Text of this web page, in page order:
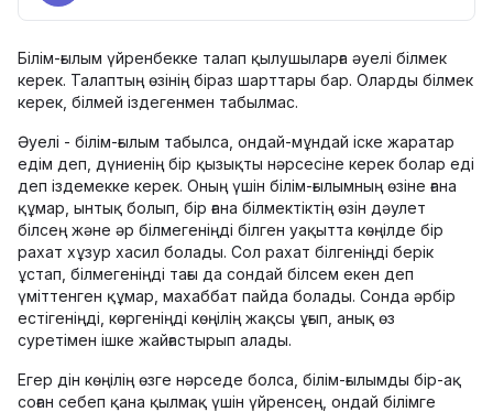
Білім-ғылым үйренбекке талап қылушыларға әуелі білмек
керек. Талаптың өзінің біраз шарттары бар. Оларды білмек
керек, білмей іздегенмен табылмас.
Әуелі - білім-ғылым табылса, ондай-мұндай іске жаратар
едім деп, дүниенің бір қызықты нәрсесіне керек болар еді
деп іздемекке керек. Оның үшін білім-ғылымның өзіне ғана
құмар, ынтық болып, бір ғана білмектіктің өзін дәулет
білсең және әр білмегеніңді білген уақытта көңілде бір
рахат хұзур хасил болады. Сол рахат білгеніңді берік
ұстап, білмегеніңді тағы да сондай білсем екен деп
үміттенген құмар, махаббат пайда болады. Сонда әрбір
естігеніңді, көргеніңді көңілің жақсы ұғып, анық өз
суретімен ішке жайғастырып алады.
Егер дін көңілің өзге нәрседе болса, білім-ғылымды бір-ақ
соған себеп қана қылмақ үшін үйренсең, ондай білімге